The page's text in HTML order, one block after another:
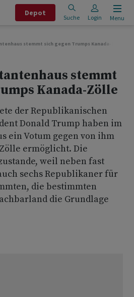
Depot
Suche Login Menu
stemmt sich gegen Trumps Kanada-Zölle
stemmt
Kanada-Zölle
der Republikanischen
Donald Trump haben im
ein Votum gegen von ihm
ermöglicht. Die
weil neben fast
sechs Republikaner für
die bestimmten
die Grundlage